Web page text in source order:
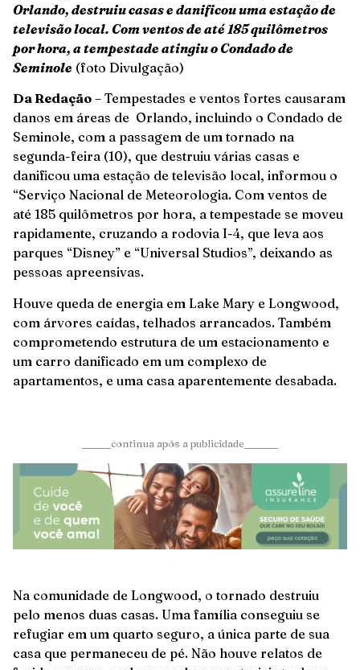
Orlando, destruiu casas e danificou uma estação de
televisão local. Com ventos de até 185 quilômetros
por hora, a tempestade atingiu o Condado de
Seminole (foto Divulgação)
Da Redação – Tempestades e ventos fortes causaram
danos em áreas de Orlando, incluindo o Condado de
Seminole, com a passagem de um tornado na
segunda-feira (10), que destruiu várias casas e
danificou uma estação de televisão local, informou o
“Serviço Nacional de Meteorologia. Com ventos de
até 185 quilômetros por hora, a tempestade se moveu
rapidamente, cruzando a rodovia I-4, que leva aos
parques “Disney” e “Universal Studios”, deixando as
pessoas apreensivas.
Houve queda de energia em Lake Mary e Longwood,
com árvores caídas, telhados arrancados. Também
comprometendo estrutura de um estacionamento e
um carro danificado em um complexo de
apartamentos, e uma casa aparentemente desabada.
______continua após a publicidade_______
Na comunidade de Longwood, o tornado destruiu
pelo menos duas casas. Uma família conseguiu se
refugiar em um quarto seguro, a única parte de sua
casa que permaneceu de pé. Não houve relatos de